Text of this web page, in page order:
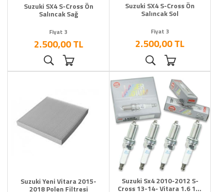
Suzuki SX4 S-Cross Ön
Salıncak Sağ
Fiyat 3
2.500,00 TL
Suzuki SX4 S-Cross Ön
Salıncak Sol
Fiyat 3
2.500,00 TL
Suzuki Yeni Vitara 2015-
2018 Polen Filtresi
Suzuki Sx4 2010-2012 S-
Cross 13-14- Vitara 1.6 15-